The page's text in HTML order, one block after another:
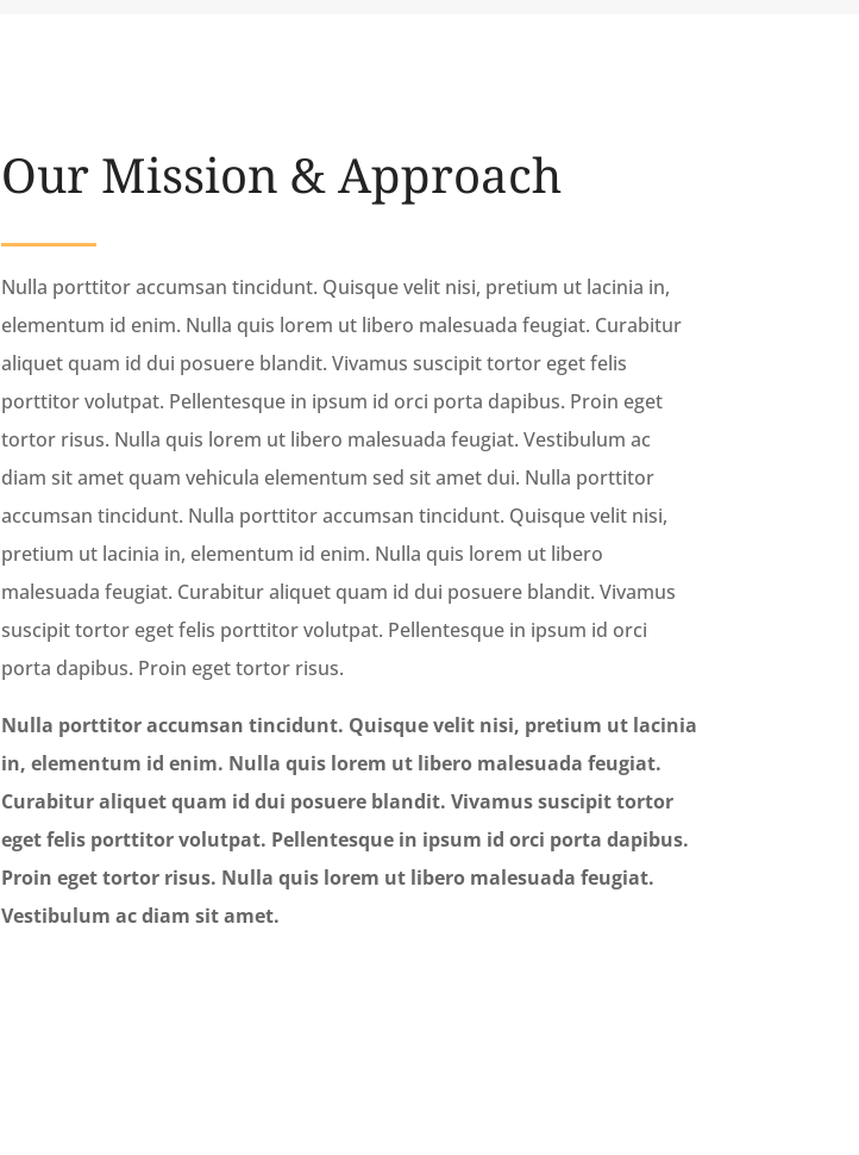
Our Mission & Approach
Nulla porttitor accumsan tincidunt. Quisque velit nisi, pretium ut lacinia in,
elementum id enim. Nulla quis lorem ut libero malesuada feugiat. Curabitur
aliquet quam id dui posuere blandit. Vivamus suscipit tortor eget felis
porttitor volutpat. Pellentesque in ipsum id orci porta dapibus. Proin eget
tortor risus. Nulla quis lorem ut libero malesuada feugiat. Vestibulum ac
diam sit amet quam vehicula elementum sed sit amet dui. Nulla porttitor
accumsan tincidunt. Nulla porttitor accumsan tincidunt. Quisque velit nisi,
pretium ut lacinia in, elementum id enim. Nulla quis lorem ut libero
malesuada feugiat. Curabitur aliquet quam id dui posuere blandit. Vivamus
suscipit tortor eget felis porttitor volutpat. Pellentesque in ipsum id orci
porta dapibus. Proin eget tortor risus.
Nulla porttitor accumsan tincidunt. Quisque velit nisi, pretium ut lacinia
in, elementum id enim. Nulla quis lorem ut libero malesuada feugiat.
Curabitur aliquet quam id dui posuere blandit. Vivamus suscipit tortor
eget felis porttitor volutpat. Pellentesque in ipsum id orci porta dapibus.
Proin eget tortor risus. Nulla quis lorem ut libero malesuada feugiat.
Vestibulum ac diam sit amet.